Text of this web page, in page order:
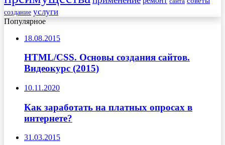
создание услуги
Популярное
18.08.2015
HTML/CSS. Основы создания сайтов.
Видеокурс (2015)
10.11.2020
Как заработать на платных опросах в
интернете?
31.03.2015